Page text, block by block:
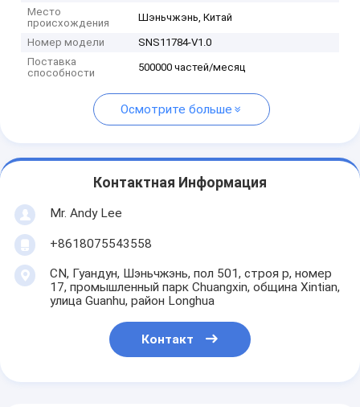
Место
происхождения
Шэньчжэнь, Китай
Номер модели
SNS11784-V1.0
Поставка
способности
500000 частей/месяц
Осмотрите больше
Контактная Информация
Mr. Andy Lee
+8618075543558
CN, Гуандун, Шэньчжэнь, пол 501, строя p, номер
17, промышленный парк Chuangxin, община Xintian,
улица Guanhu, район Longhua
Контакт